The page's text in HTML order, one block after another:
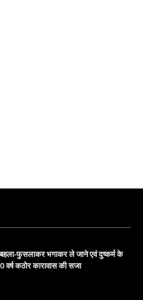
बहला-फुसलाकर भगाकर ले जाने एवं दुष्कर्म के
वर्ष कठोर कारावास की सजा